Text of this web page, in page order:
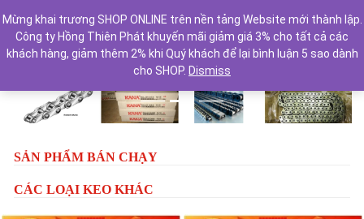
Previous Next
SẢN PHẨM BÁN CHẠY
CÁC LOẠI KEO KHÁC
Mừng khai trương SHOP ONLINE trên nền tảng Website mới thành lập.
Công ty Hồng Thiên Phát khuyến mãi giảm giá 3% cho tất cả các
khách hàng, giảm thêm 2% khi Quý khách để lại bình luận 5 sao dành
cho SHOP. Dismiss